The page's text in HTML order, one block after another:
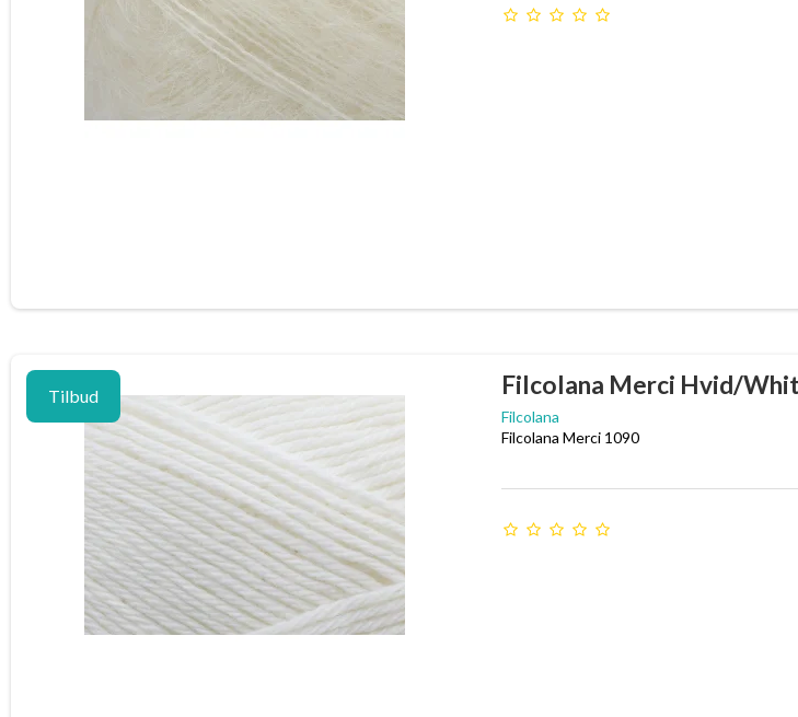
Tilbud Filcolana Merci Hvid/
Filcolana
Filcolana Merci 1090